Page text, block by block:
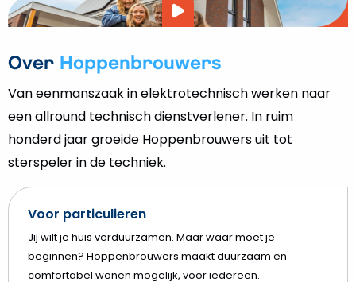
Over Hoppenbrouwers
Van eenmanszaak in elektrotechnisch werken naar
een allround technisch dienstverlener. In ruim
honderd jaar groeide Hoppenbrouwers uit tot
sterspeler in de techniek.
Voor particulieren
Jij wilt je huis verduurzamen. Maar waar moet je
beginnen? Hoppenbrouwers maakt duurzaam en
comfortabel wonen mogelijk, voor iedereen.
Video